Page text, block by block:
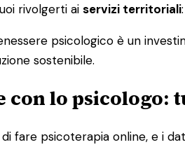
rivolgerti ai servizi territoriali
psicologico è un
sostenibile.
con lo psicologo:
fare psicoterapia online, e i